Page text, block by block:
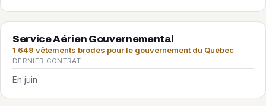
Service Aérien Gouvernemental
1 649 vêtements brodés pour le gouvernement du Québec
DERNIER CONTRAT
En juin